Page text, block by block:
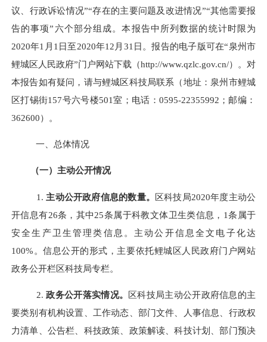
议、行政诉讼情况”“存在的主要问题及改进情况”“其他需要报
告的事项”六个部分组成。本报告中所列数据的统计时限为
2020年1 月 1 日至2020年12 月 31 日。报告的电子版可在“泉州市
鲤城区人民政府”门户网站下载（http://www.qzlc.gov.cn/）。对
本报告如有疑问，请与鲤城区科技局联系（地址：泉州市鲤城
区打锡街157号六号楼501室；电话：0595-22355992 ；邮编：
362600）。
一、总体情况
（一）主动公开情况
1. 主动公开政府信息的数量。 区科技局2020年度主动公
开信息有26条，其中25条属于科教文体卫生类信息， 1条属于
安全生产卫生管理类信息。主动公开信息全文电子化达
100% 。信息公开的形式，主要依托鲤城区人民政府门户网站
政务公开栏区科技局专栏。
2.政务公开落实情况。 区科技局主动公开政府信息的主
要类别有机构设置、工作动态、部门文件、人事信息、行政权
力清单、公告栏、科技政策、政策解读、科技计划、部门预决